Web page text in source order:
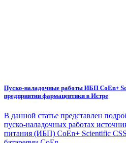
Пуско-наладочные работы ИБП CoEn+
предприятии фармацевтики в Истре
В данной статье представлен
пуско-наладочных работах
питания (ИБП) CoEn+ Scientific